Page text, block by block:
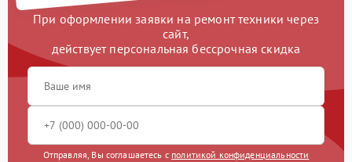
При оформлении заявки на ремонт техники через
сайт,
действует персональная бессрочная скидка
Отправляя, Вы соглашаетесь с политикой конфиденциальности